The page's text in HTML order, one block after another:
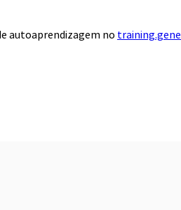
autoaprendizagem no